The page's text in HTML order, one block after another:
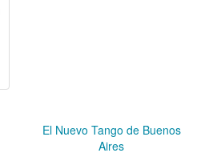
El Nuevo Tango de Buenos
Aires